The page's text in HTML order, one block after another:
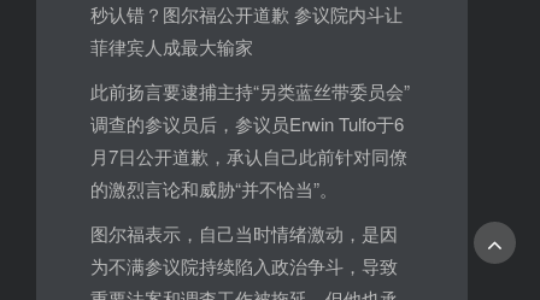
秒认错？图尔福公开道歉 参议院内斗让
菲律宾人成最大输家
此前扬言要逮捕主持“另类蓝丝带委员会”
调查的参议员后，参议员Erwin Tulfo于6
月7日公开道歉，承认自己此前针对同僚
的激烈言论和威胁“并不恰当”。
图尔福表示，自己当时情绪激动，是因
为不满参议院持续陷入政治争斗，导致